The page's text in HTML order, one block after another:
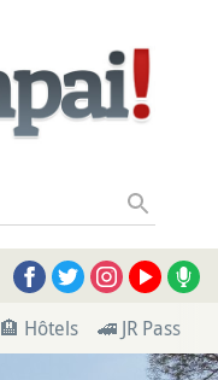
🏨 Hôtels 🚄 JR Pass